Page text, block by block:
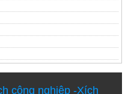
công nghiệp-Xích